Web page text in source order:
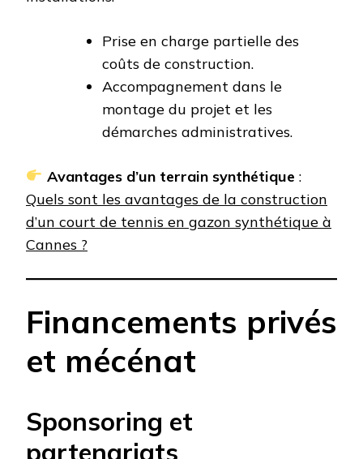
Prise en charge partielle des
coûts de construction.
Accompagnement dans le
montage du projet et les
démarches administratives.
Avantages d’un terrain synthétique :
Quels sont les avantages de la construction
d’un court de tennis en gazon synthétique à
Cannes ?
Financements privés
et mécénat
Sponsoring et
partenariats